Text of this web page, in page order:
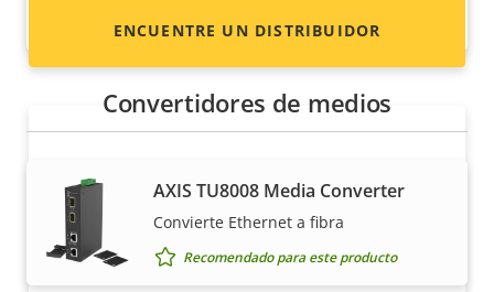
Recomendado para este producto
Convertidores de medios
AXIS TU8008 Media Converter
Convierte Ethernet a fibra
Recomendado para este producto
ENCUENTRE UN DISTRIBUIDOR